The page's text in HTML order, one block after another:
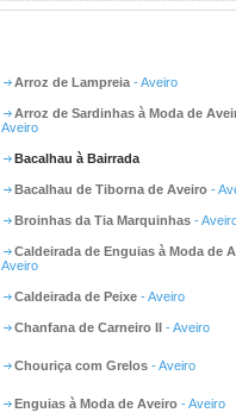
Arroz de Lampreia - Aveiro
Arroz de Sardinhas à Moda de
Aveiro
Bacalhau à Bairrada
Bacalhau de Tiborna de Aveiro -
Broinhas da Tia Marquinhas -
Caldeirada de Enguias à Moda de
Aveiro
Caldeirada de Peixe - Aveiro
Chanfana de Carneiro II - Aveiro
Chouriça com Grelos - Aveiro
Enguias à Moda de Aveiro - Aveiro